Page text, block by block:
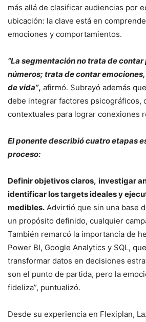
más allá de clasificar audiencias por
ubicación: la clave está en
emociones y comportamientos.
“La segmentación no trata de contar
números; trata de contar
de vida”, afirmó. Subrayó además
debe integrar factores psicográficos,
contextuales para lograr conexiones
El ponente describió cuatro etapas
proceso:
Definir objetivos claros, investigar
identificar los targets ideales y
medibles. Advirtió que sin una base
un propósito definido, cualquier
También remarcó la importancia de
Power BI, Google Analytics y SQL,
transformar datos en decisiones
son el punto de partida, pero la
fideliza”, puntualizó.
Desde su experiencia en Flexiplan,